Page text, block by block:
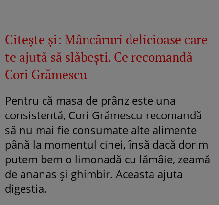
Citeşte şi: Mâncăruri delicioase care
te ajută să slăbești. Ce recomandă
Cori Grămescu
Pentru că masa de prânz este una
consistentă, Cori Grămescu recomandă
să nu mai fie consumate alte alimente
până la momentul cinei, însă dacă dorim
putem bem o limonadă cu lămâie, zeamă
de ananas și ghimbir. Aceasta ajuta
digestia.